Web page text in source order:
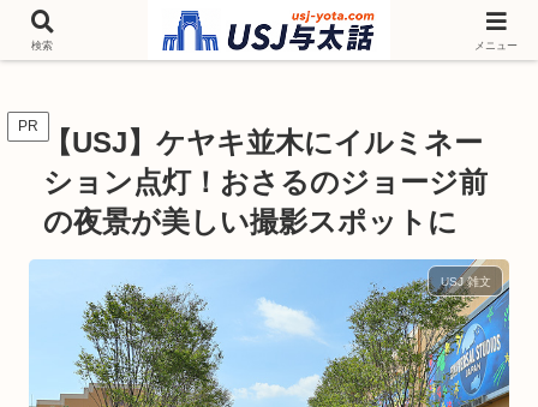
チケットやシーズンイベント ニンテンドーワールド アトラクションなどユニ
バを歩いて情報収集しています
PR 【USJ】ケヤキ並木にイルミネー
ション点灯！おさるのジョージ前
の夜景が美しい撮影スポットに
USJ 雑文
検索 メニュー